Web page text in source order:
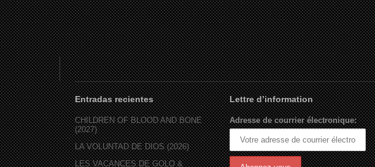
Entradas recientes
CHILDREN OF BLOOD AND BONE
(2027)
LA VOLUNTAD DE DIOS (2026)
LES VACANCES DE GOLO &
Lettre d’information
Adresse de courrier électronique: